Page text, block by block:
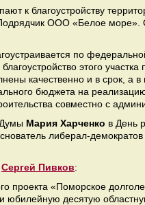
к благоустройству
ООО «Белое море».
по
этого
качественно и в срок, а
бюджета на
совместно с
Мария Харченко в День
либерал-демократов
Сергей Пивков:
проекта «Поморское
юбилейную десятую